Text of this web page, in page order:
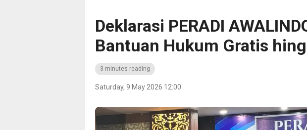
Deklarasi PERADI
Bantuan Hukum Gratis
3 minutes reading
Saturday, 9 May 2026 12:00